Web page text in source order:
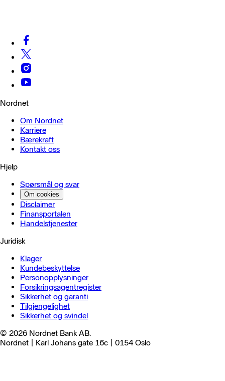
Nordnet
Om Nordnet
Karriere
Bærekraft
Kontakt oss
Hjelp
Spørsmål og svar
Om cookies
Disclaimer
Finansportalen
Handels­tjenester
Juridisk
Klager
Kundebeskyttelse
Personopplysninger
Forsikringsagentregister
Sikkerhet og garanti
Tilgjengelighet
Sikkerhet og svindel
© 2026 Nordnet Bank AB.
Nordnet | Karl Johans gate 16c | 0154 Oslo